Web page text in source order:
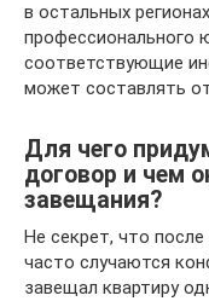
в остальных
профессионального
соответствующие
может составлять
Для чего
договор и чем
завещания?
Не секрет, что
часто случаются
завещал квартиру